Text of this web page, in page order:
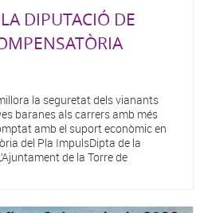
DIPUTACIÓ DE
la seguretat dels vianants
baranes als carrers amb més
amb el suport econòmic en
del Pla ImpulsDipta de la
de la Torre de